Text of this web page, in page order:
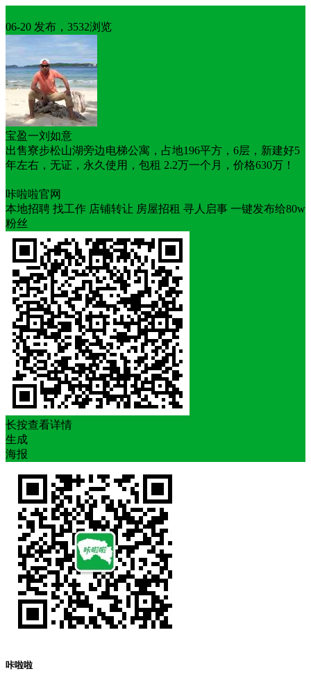
06-20 发布，3532浏览
宝盈一刘如意
出售寮步松山湖旁边电梯公寓，占地196平方，6层，新建好5
年左右，无证，永久使用，包租 2.2万一个月，价格630万！
咔啦啦官网
本地招聘 找工作 店铺转让 房屋招租 寻人启事 一键发布给80w
粉丝
长按查看详情
生成
海报
咔啦啦